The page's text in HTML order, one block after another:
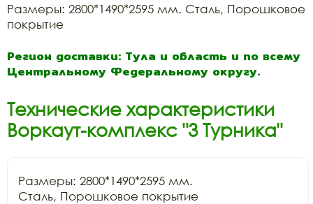
Размеры: 2800*1490*2595 мм. Сталь, Порошковое
покрытие
Регион доставки: Тула и область и по всему
Центральному Федеральному округу.
Технические характеристики
Воркаут-комплекс "3 Турника"
Размеры: 2800*1490*2595 мм.
Сталь, Порошковое покрытие